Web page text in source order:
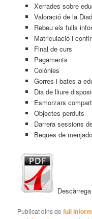
Xerrades sobre
Valoració de la
Rebeu els fulls
Matriculació i
Final de curs
Pagaments
Colònies
Gorres i bates a
Dia de lliure
Esmorzars
Objectes perduts
Darrera sessions
Beques de
Publicat dins de full